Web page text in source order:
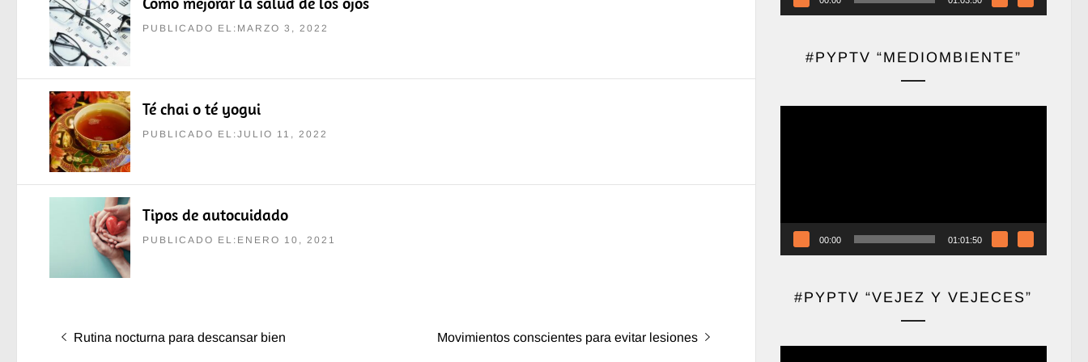
PUBLICADO EL:MARZO 3, 2022
Té chai o té yogui
PUBLICADO EL:JULIO 11, 2022
Tipos de autocuidado
PUBLICADO EL:ENERO 10, 2021
Navegación
Entrada
Rutina nocturna para descansar bien
Entrada
Movimientos conscientes para evitar lesiones
#PYPTV “MEDIOMBIENTE”
00:00 01:01:50
#PYPTV “VEJEZ Y VEJECES”